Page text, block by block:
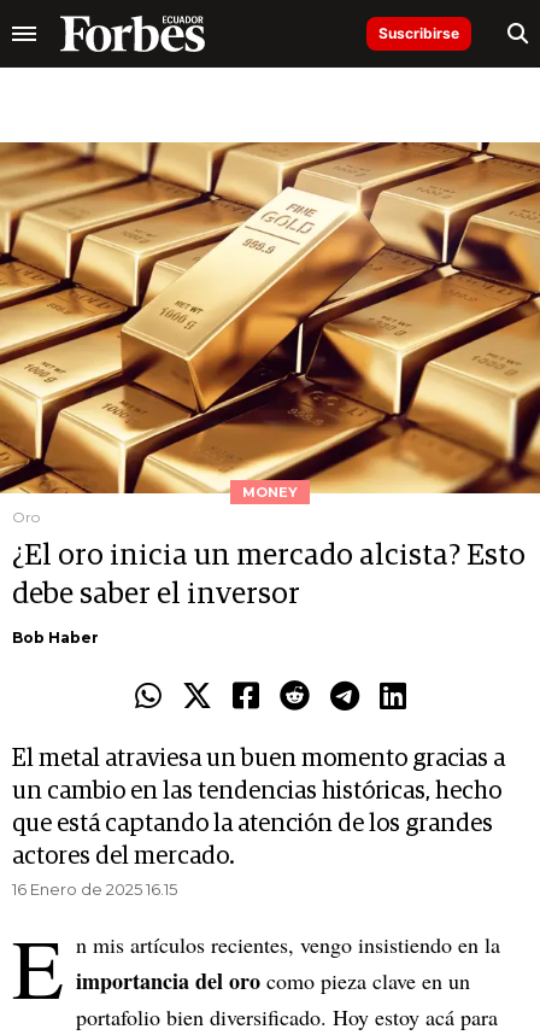
Suscribirse
MONEY
Oro
¿El oro inicia un mercado alcista? Esto
debe saber el inversor
Bob Haber
El metal atraviesa un buen momento gracias a
un cambio en las tendencias históricas, hecho
que está captando la atención de los grandes
actores del mercado.
16 Enero de 2025 16.15
E n mis artículos recientes, vengo insistiendo en la
importancia del oro como pieza clave en un
portafolio bien diversificado. Hoy estoy acá para